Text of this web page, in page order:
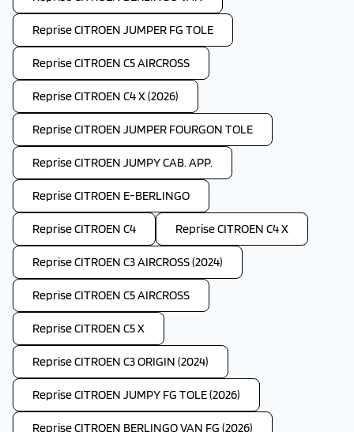
Reprise CITROEN JUMPER FG TOLE
Reprise CITROEN C5 AIRCROSS
Reprise CITROEN C4 X (2026)
Reprise CITROEN JUMPER FOURGON TOLE
Reprise CITROEN JUMPY CAB. APP.
Reprise CITROEN E-BERLINGO
Reprise CITROEN C4 Reprise CITROEN C4 X
Reprise CITROEN C3 AIRCROSS (2024)
Reprise CITROEN C5 AIRCROSS
Reprise CITROEN C5 X
Reprise CITROEN C3 ORIGIN (2024)
Reprise CITROEN JUMPY FG TOLE (2026)
Reprise CITROEN BERLINGO VAN FG (2026)